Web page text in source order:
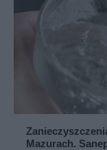
Mazurach.